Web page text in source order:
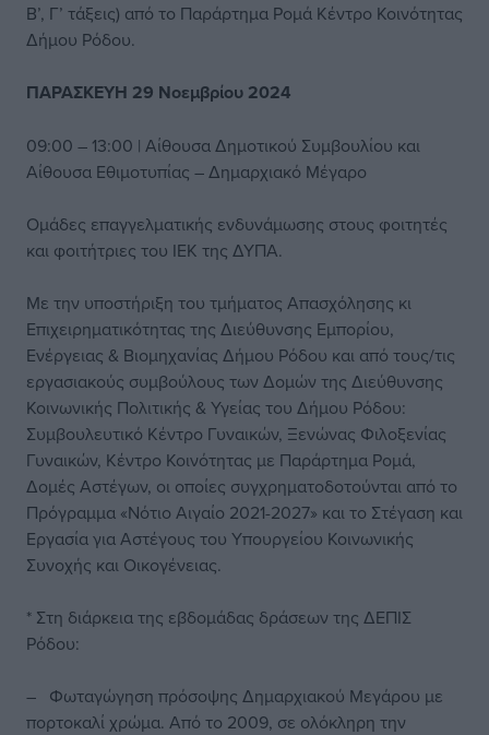
Β’, Γ’ τάξεις) από το Παράρτημα Ρομά Κέντρο Κοινότητας
Δήμου Ρόδου.
ΠΑΡΑΣΚΕΥΗ 29 Νοεμβρίου 2024
09:00 – 13:00 | Αίθουσα Δημοτικού Συμβουλίου και
Αίθουσα Εθιμοτυπίας – Δημαρχιακό Μέγαρο
Ομάδες επαγγελματικής ενδυνάμωσης στους φοιτητές
και φοιτήτριες του ΙΕΚ της ΔΥΠΑ.
Με την υποστήριξη του τμήματος Απασχόλησης κι
Επιχειρηματικότητας της Διεύθυνσης Εμπορίου,
Ενέργειας & Βιομηχανίας Δήμου Ρόδου και από τους/τις
εργασιακούς συμβούλους των Δομών της Διεύθυνσης
Κοινωνικής Πολιτικής & Υγείας του Δήμου Ρόδου:
Συμβουλευτικό Κέντρο Γυναικών, Ξενώνας Φιλοξενίας
Γυναικών, Κέντρο Κοινότητας με Παράρτημα Ρομά,
Δομές Αστέγων, οι οποίες συγχρηματοδοτούνται από το
Πρόγραμμα «Νότιο Αιγαίο 2021-2027» και το Στέγαση και
Εργασία για Αστέγους του Υπουργείου Κοινωνικής
Συνοχής και Οικογένειας.
* Στη διάρκεια της εβδομάδας δράσεων της ΔΕΠΙΣ
Ρόδου:
– Φωταγώγηση πρόσοψης Δημαρχιακού Μεγάρου με
πορτοκαλί χρώμα. Από το 2009, σε ολόκληρη την